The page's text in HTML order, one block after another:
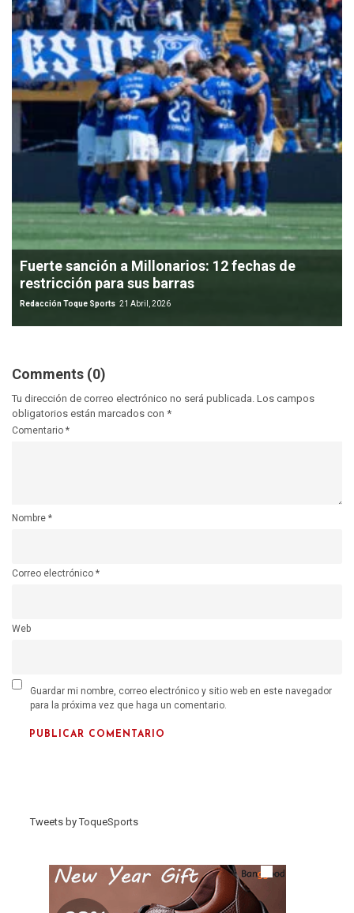
Fuerte sanción a Millonarios: 12 fechas de
restricción para sus barras
Redacción Toque Sports 21 Abril, 2026
Comments (0)
Tu dirección de correo electrónico no será publicada. Los campos
obligatorios están marcados con *
Comentario *
Nombre *
Correo electrónico *
Web
Guardar mi nombre, correo electrónico y sitio web en este navegador
para la próxima vez que haga un comentario.
Tweets by ToqueSports